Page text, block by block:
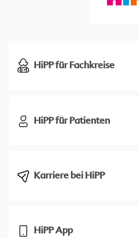
HiPP für Fachkreise
HiPP für Patienten
Karriere bei HiPP
HiPP App